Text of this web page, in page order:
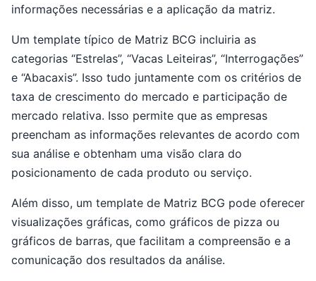
informações necessárias e a aplicação da matriz.
Um template típico de Matriz BCG incluiria as
categorias “Estrelas”, “Vacas Leiteiras”, “Interrogações”
e “Abacaxis”. Isso tudo juntamente com os critérios de
taxa de crescimento do mercado e participação de
mercado relativa. Isso permite que as empresas
preencham as informações relevantes de acordo com
sua análise e obtenham uma visão clara do
posicionamento de cada produto ou serviço.
Além disso, um template de Matriz BCG pode oferecer
visualizações gráficas, como gráficos de pizza ou
gráficos de barras, que facilitam a compreensão e a
comunicação dos resultados da análise.